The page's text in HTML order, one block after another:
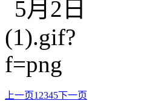
上一页1 2345下一页